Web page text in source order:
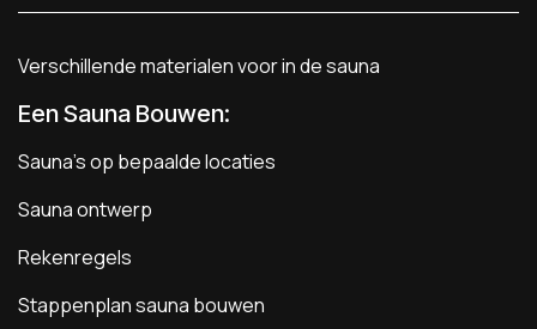
Verschillende materialen voor in de sauna
Een Sauna Bouwen:
Sauna's op bepaalde locaties
Sauna ontwerp
Rekenregels
Stappenplan sauna bouwen